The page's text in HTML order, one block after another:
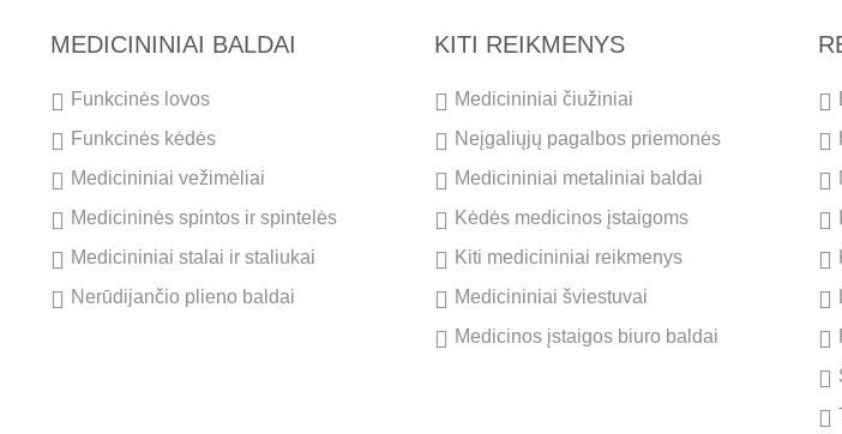
MEDICININIAI BALDAI
Funkcinės lovos
Funkcinės kėdės
Medicininiai vežimėliai
Medicininės spintos ir spintelės
Medicininiai stalai ir staliukai
Nerūdijančio plieno baldai
KITI REIKMENYS
Medicininiai čiužiniai
Neįgaliųjų pagalbos priemonės
Medicininiai metaliniai baldai
Kėdės medicinos įstaigoms
Kiti medicininiai reikmenys
Medicininiai šviestuvai
Medicinos įstaigos biuro baldai